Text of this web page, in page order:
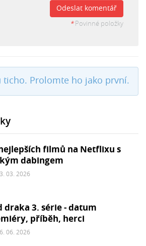
Odeslat komentář
*Povinné položky
ticho. Prolomte ho jako první.
filmů na Netflixu s
dabingem
03. 2026
draka 3. série - datum
příběh, herci
06. 2026